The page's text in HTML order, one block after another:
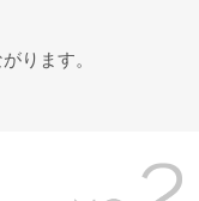
ります。